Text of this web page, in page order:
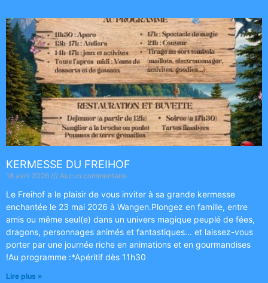
KERMESSE DU FREIHOF
18 avril 2026 Aucun commentaire
Le Freihof a le plaisir de vous inviter à sa grande kermesse
enchantée le 23 mai 2026 à Wangen.Plongez en famille, entre
amis ou même seul(e) dans un univers magique peuplé de fées,
dragons, personnages animés et fantastiques… et laissez-vous
porter par une journée riche en animations et en gourmandises
!Au programme :*Apéritif dès 11h30
Lire plus »